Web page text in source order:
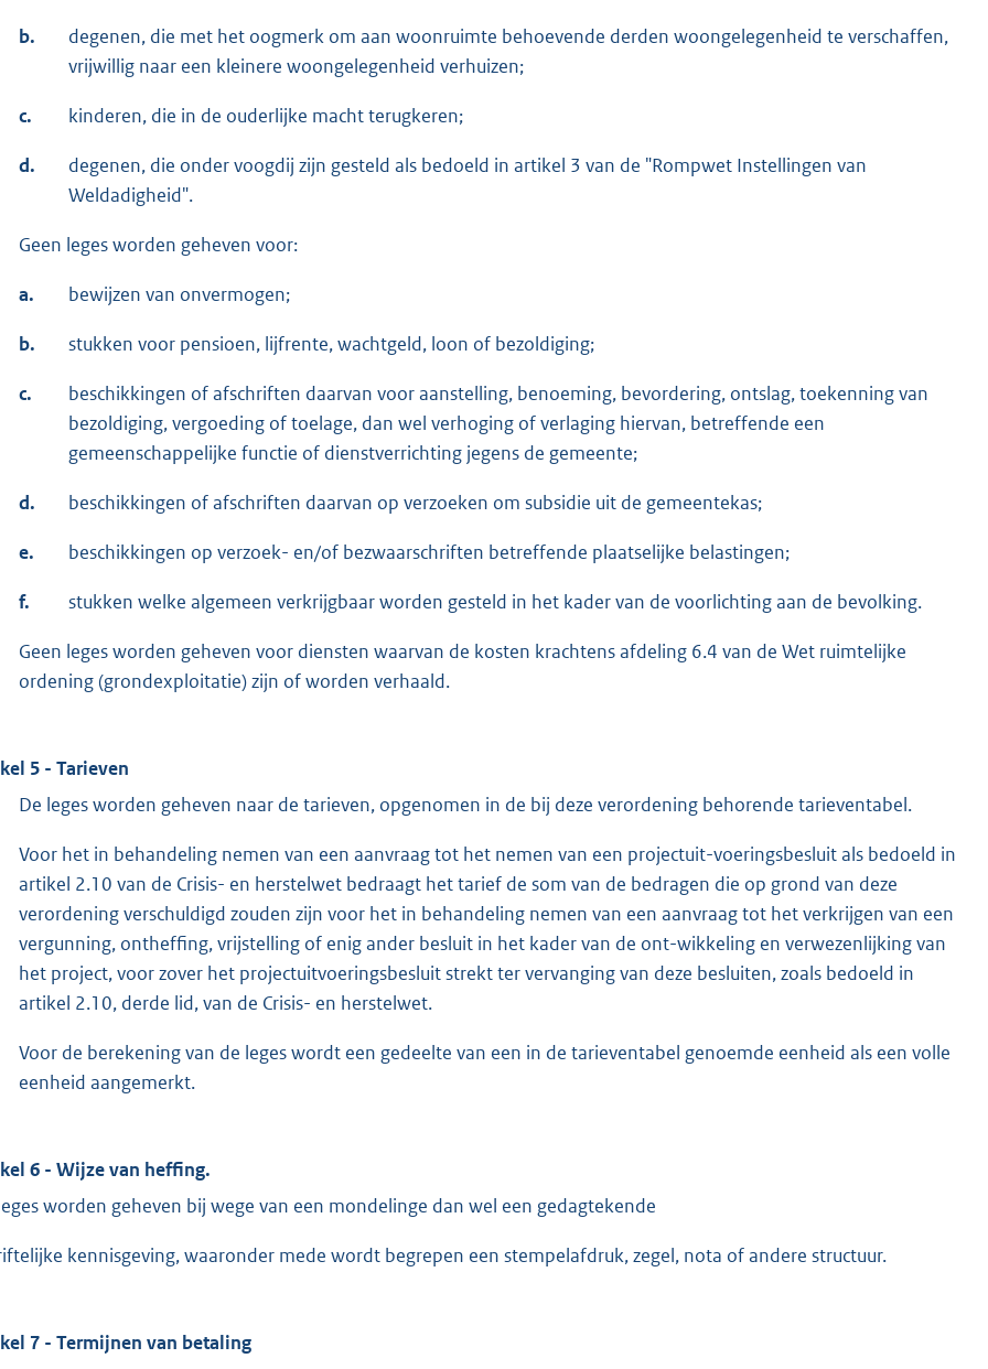
b.
degenen, die met het oogmerk om aan woonruimte behoevende derden woongelegenheid te verschaffen,
vrijwillig naar een kleinere woongelegenheid verhuizen;
c. kinderen, die in de ouderlijke macht terugkeren;
d.
degenen, die onder voogdij zijn gesteld als bedoeld in artikel 3 van de "Rompwet Instellingen van
Weldadigheid".
Geen leges worden geheven voor:
a. bewijzen van onvermogen;
b. stukken voor pensioen, lijfrente, wachtgeld, loon of bezoldiging;
c.
beschikkingen of afschriften daarvan voor aanstelling, benoeming, bevordering, ontslag, toekenning van
bezoldiging, vergoeding of toelage, dan wel verhoging of verlaging hiervan, betreffende een
gemeenschappelijke functie of dienstverrichting jegens de gemeente;
d. beschikkingen of afschriften daarvan op verzoeken om subsidie uit de gemeentekas;
e. beschikkingen op verzoek- en/of bezwaarschriften betreffende plaatselijke belastingen;
f. stukken welke algemeen verkrijgbaar worden gesteld in het kader van de voorlichting aan de bevolking.
Geen leges worden geheven voor diensten waarvan de kosten krachtens afdeling 6.4 van de Wet ruimtelijke
ordening (grondexploitatie) zijn of worden verhaald.
5 - Tarieven
De leges worden geheven naar de tarieven, opgenomen in de bij deze verordening behorende tarieventabel.
Voor het in behandeling nemen van een aanvraag tot het nemen van een projectuit-voeringsbesluit als bedoeld in
artikel 2.10 van de Crisis- en herstelwet bedraagt het tarief de som van de bedragen die op grond van deze
verordening verschuldigd zouden zijn voor het in behandeling nemen van een aanvraag tot het verkrijgen van een
vergunning, ontheffing, vrijstelling of enig ander besluit in het kader van de ont-wikkeling en verwezenlijking van
het project, voor zover het projectuitvoeringsbesluit strekt ter vervanging van deze besluiten, zoals bedoeld in
artikel 2.10, derde lid, van de Crisis- en herstelwet.
Voor de berekening van de leges wordt een gedeelte van een in de tarieventabel genoemde eenheid als een volle
eenheid aangemerkt.
6 - Wijze van heffing.
worden geheven bij wege van een mondelinge dan wel een gedagtekende
kennisgeving, waaronder mede wordt begrepen een stempelafdruk, zegel, nota of andere structuur.
7 - Termijnen van betaling